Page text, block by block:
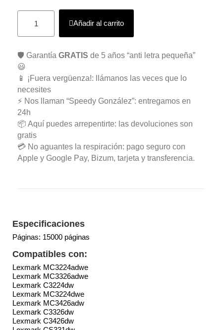
Añadir al carrito
🛡️ Garantía GRATIS de 5 años “anti letra pequeña”
😃
📱 ¡Fuera vergüenza!: llámanos las veces que lo
necesites
⚡ Nos llaman “Speedy González”: entregamos en
24h
📦 Aquí puedes arrepentirte: las devoluciones son
gratis
💳 No aguantes la respiración: pago seguro con
Apple y Google Pay, Bizum, tarjeta y transferencia.
Especificaciones
Páginas: 15000 páginas
Compatibles con:
Lexmark MC3224adwe
Lexmark MC3326adwe
Lexmark C3224dw
Lexmark MC3224dwe
Lexmark MC3426adw
Lexmark C3326dw
Lexmark C3426dw